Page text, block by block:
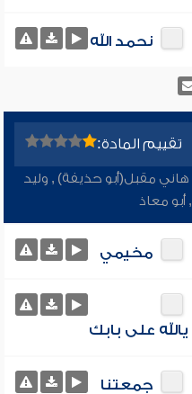
نحمد الله
تقييم المادة:
هاني مقبل(أبو حذيفة) , وليد
,أبو معاذ
مخيمي
يالله على بابك
جمعتنا